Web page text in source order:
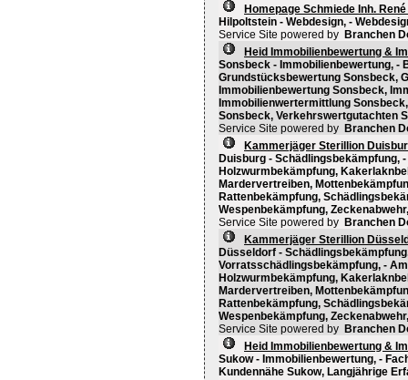
Homepage Schmiede Inh.
Hilpoltstein - Webdesign, -
Service Site powered by Branchen
Heid Immobilienbewertung &
Sonsbeck - Immobilienbewertung, -
Grundstücksbewertung Sonsbeck,
Immobilienbewertung Sonsbeck,
Immobilienwertermittlung
Sonsbeck, Verkehrswertgutachten
Service Site powered by Branchen
Kammerjäger Sterillion
Duisburg - Schädlingsbekämpfung,
Holzwurmbekämpfung,
Mardervertreiben,
Rattenbekämpfung,
Wespenbekämpfung, Zeckenabwehr,
Service Site powered by Branchen
Kammerjäger Sterillion
Düsseldorf -
Vorratsschädlingsbekämpfung, -
Holzwurmbekämpfung,
Mardervertreiben,
Rattenbekämpfung,
Wespenbekämpfung, Zeckenabwehr,
Service Site powered by Branchen
Heid Immobilienbewertung &
Sukow - Immobilienbewertung, -
Kundennähe Sukow, Langjährige